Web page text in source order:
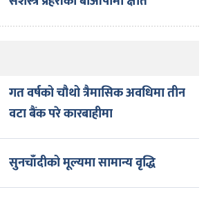
गत वर्षको चौथो त्रैमासिक अवधिमा तीन
वटा बैंक परे कारबाहीमा
सुनचाँदीको मूल्यमा सामान्य वृद्धि